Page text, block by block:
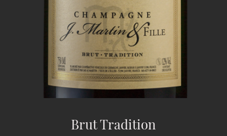
Brut Tradition